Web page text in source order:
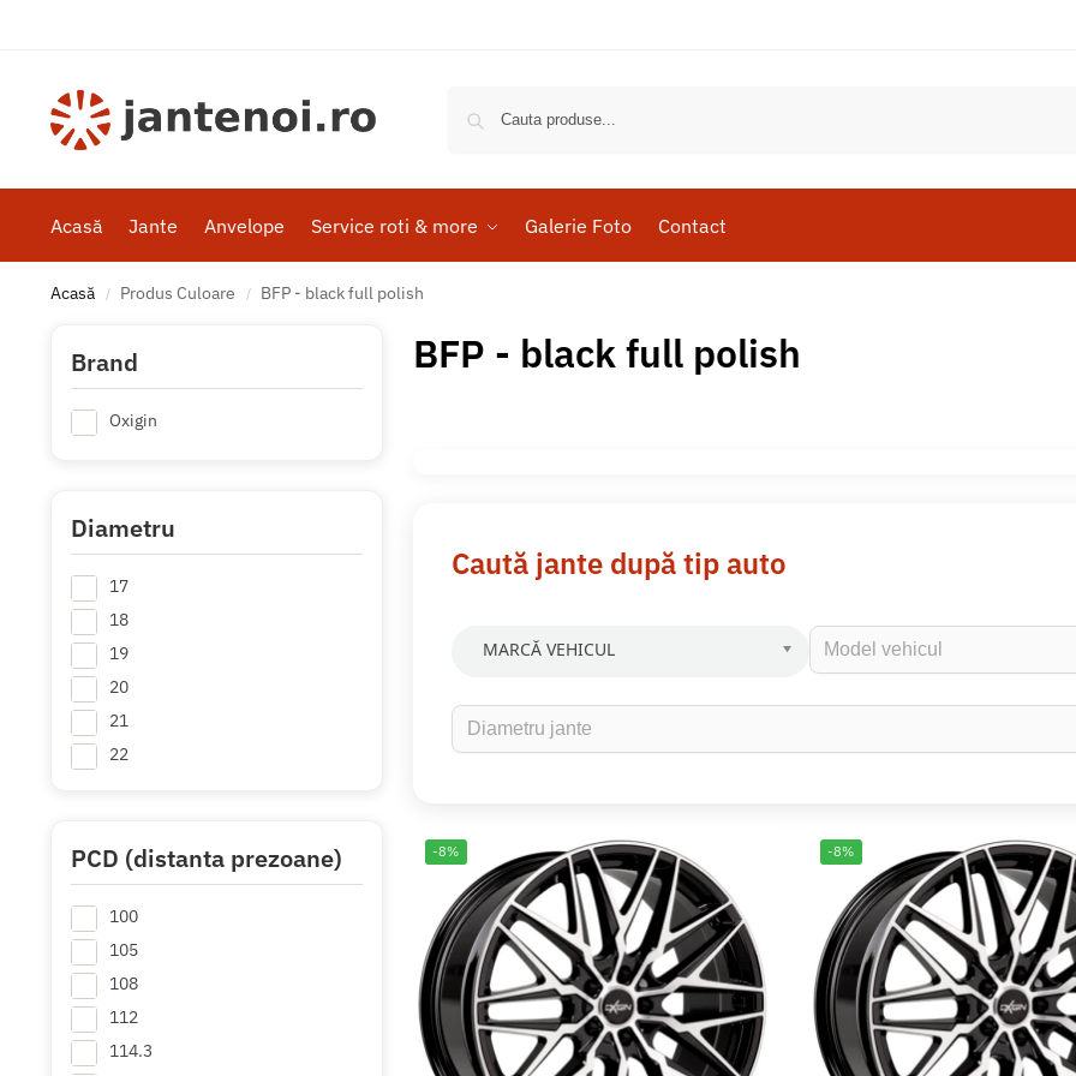
Acasă Jante Anvelope Service roti & more Galerie Foto Contact
Acasă / Produs Culoare / BFP - black full polish
BFP - black full polish
Caută jante după tip auto
MARCĂ VEHICUL
-8% -8%
Brand
Oxigin
Diametru
17
18
19
20
21
22
PCD (distanta prezoane)
100
105
108
112
114.3